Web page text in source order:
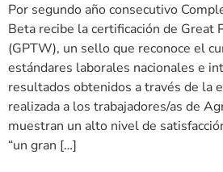
Por segundo año consecutivo
Beta recibe la certificación de Great
(GPTW), un sello que reconoce el
estándares laborales nacionales e
resultados obtenidos a través de la
realizada a los trabajadores/as de
muestran un alto nivel de
“un gran […]